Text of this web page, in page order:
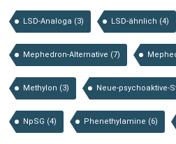
LSD-Analoga (3) LSD-ähnlich (4)
Mephedron-Alternative (7)
Methylon (3) Neue-psychoaktive-
NpSG (4) Phenethylamine (6)